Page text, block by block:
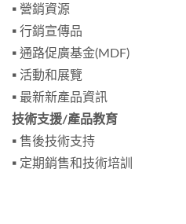
▪ 營銷資源
▪ 行銷宣傳品
▪ 通路促廣基金(MDF)
▪ 活動和展覽
▪ 最新新產品資訊
技術支援/產品教育
▪ 售後技術支持
▪ 定期銷售和技術培訓